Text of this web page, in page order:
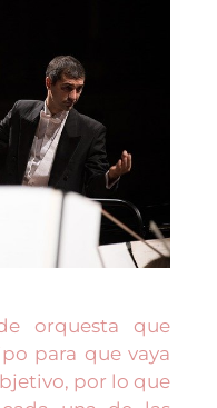
orquesta que
para que vaya
por lo que